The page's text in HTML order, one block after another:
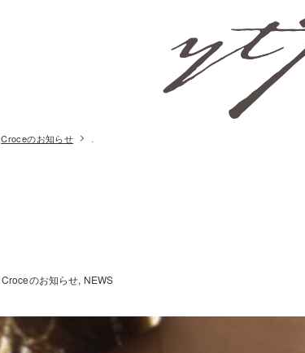
Croceのお知らせ
Croceのお知らせ NEWS